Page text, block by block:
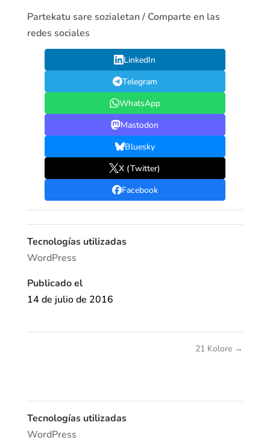
Partekatu sare sozialetan / Comparte en las
redes sociales
LinkedIn
Telegram
WhatsApp
Mastodon
Bluesky
X (Twitter)
Facebook
Tecnologías utilizadas
WordPress
Publicado el
14 de julio de 2016
21 Kolore →
Tecnologías utilizadas
WordPress